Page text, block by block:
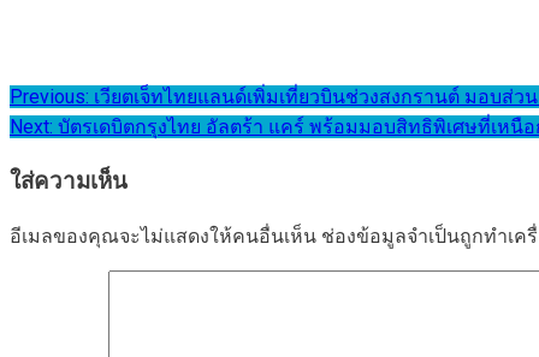
แนะแนว
เรื่อง
Previous: เวียตเจ็ทไทยแลนด์เพิ่มเที่ยวบินช่วงสงกรานต์ มอบส่ว
Next: บัตรเดบิตกรุงไทย อัลตร้า แคร์ พร้อมมอบสิทธิพิเศษที่เหนื
ใส่ความเห็น
อีเมลของคุณจะไม่แสดงให้คนอื่นเห็น ช่องข้อมูลจำเป็นถูกทำเค